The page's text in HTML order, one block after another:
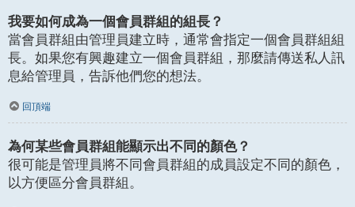
我要如何成為一個會員群組的組長？
當會員群組由管理員建立時，通常會指定一個會員群組組
長。如果您有興趣建立一個會員群組，那麼請傳送私人訊
息給管理員，告訴他們您的想法。
回頂端
為何某些會員群組能顯示出不同的顏色？
很可能是管理員將不同會員群組的成員設定不同的顏色，
以方便區分會員群組。